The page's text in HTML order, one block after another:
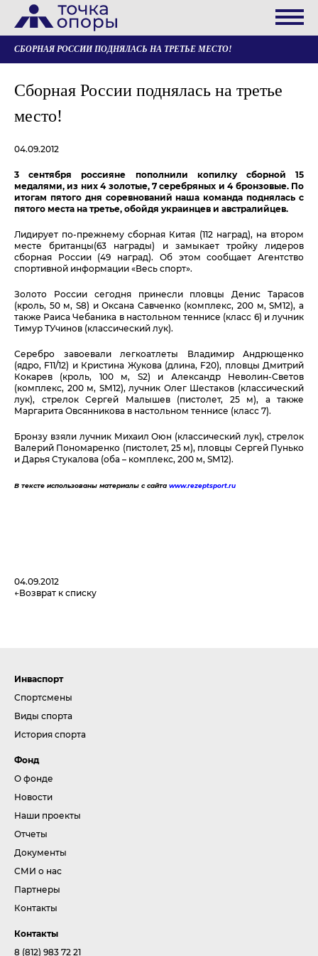
СБОРНАЯ РОССИИ ПОДНЯЛАСЬ НА ТРЕТЬЕ МЕСТО!
Сборная России поднялась на третье
место!
04.09.2012
3 сентября россияне пополнили копилку сборной 15
медалями, из них 4 золотые, 7 серебряных и 4 бронзовые. По
итогам пятого дня соревнований наша команда поднялась с
пятого места на третье, обойдя украинцев и австралийцев.
Лидирует по-прежнему сборная Китая (112 наград), на втором
месте британцы(63 награды) и замыкает тройку лидеров
сборная России (49 наград). Об этом сообщает Агентство
спортивной информации «Весь спорт».
Золото России сегодня принесли пловцы Денис Тарасов
(кроль, 50 м, S8) и Оксана Савченко (комплекс, 200 м, SМ12), а
также Раиса Чебаника в настольном теннисе (класс 6) и лучник
Тимур ТУчинов (классический лук).
Серебро завоевали легкоатлеты Владимир Андрющенко
(ядро, F11/12) и Кристина Жукова (длина, F20), пловцы Дмитрий
Кокарев (кроль, 100 м, S2) и Александр Неволин-Светов
(комплекс, 200 м, SМ12), лучник Олег Шестаков (классический
лук), стрелок Сергей Малышев (пистолет, 25 м), а также
Маргарита Овсянникова в настольном теннисе (класс 7).
Бронзу взяли лучник Михаил Оюн (классический лук), стрелок
Валерий Пономаренко (пистолет, 25 м), пловцы Сергей Пунько
и Дарья Стукалова (оба – комплекс, 200 м, SМ12).
В тексте использованы материалы с сайта www.rezeptsport.ru
04.09.2012
Возврат к списку
Инваспорт
Спортсмены
Виды спорта
История спорта
Фонд
О фонде
Новости
Наши проекты
Отчеты
Документы
СМИ о нас
Партнеры
Контакты
Контакты
8 (812) 983 72 21